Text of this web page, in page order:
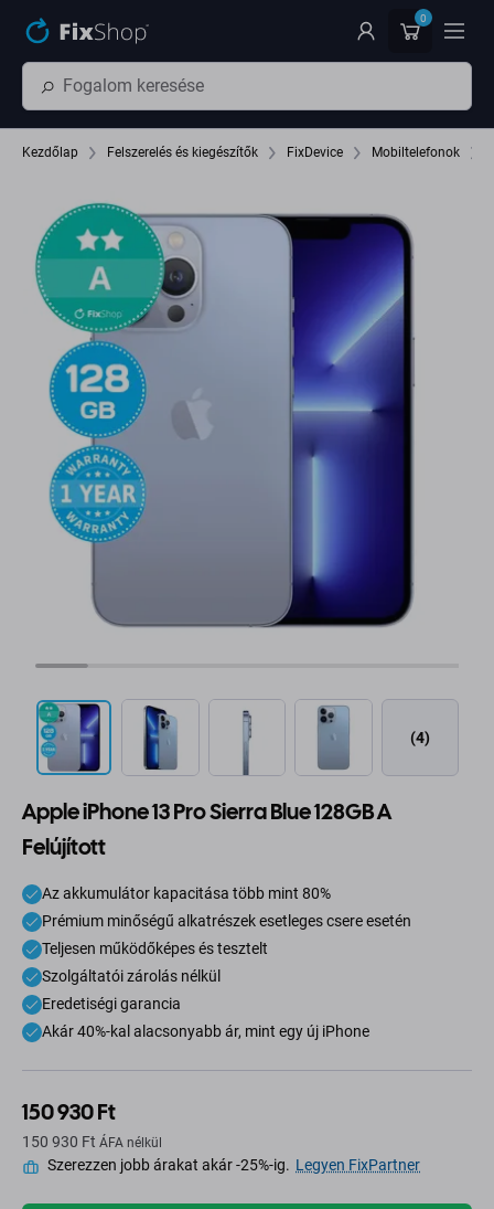
0
Kezdőlap Felszerelés és kiegészítők FixDevice Mobiltelefonok
(4)
Apple iPhone 13 Pro Sierra Blue 128GB A
Felújított
Az akkumulátor kapacitása több mint 80%
Prémium minőségű alkatrészek esetleges csere esetén
Teljesen működőképes és tesztelt
Szolgáltatói zárolás nélkül
Eredetiségi garancia
Akár 40%-kal alacsonyabb ár, mint egy új iPhone
150 930 Ft
150 930 Ft ÁFA nélkül
Szerezzen jobb árakat akár -25%-ig. Legyen FixPartner